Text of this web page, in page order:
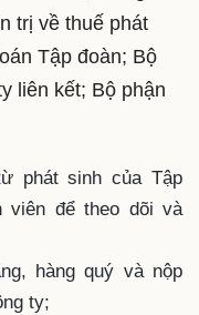
trị về thuế phát
Tập đoàn; Bộ
liên kết; Bộ phận
phát sinh của Tập
viên để theo dõi và
hàng quý và nộp
ty;